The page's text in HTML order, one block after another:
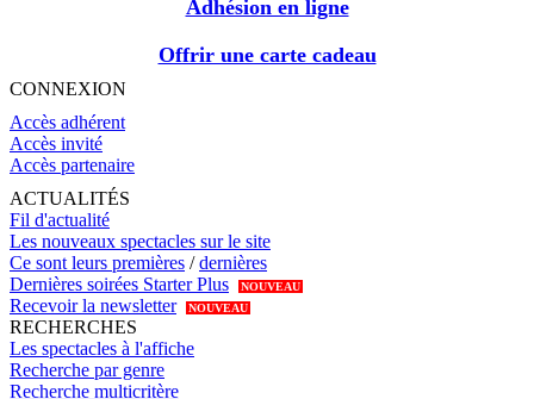
Adhésion en ligne
Offrir une carte cadeau
CONNEXION
Accès adhérent
Accès invité
Accès partenaire
ACTUALITÉS
Fil d'actualité
Les nouveaux spectacles sur le site
Ce sont leurs premières /dernières
Dernières soirées Starter Plus
NOUVEAU
Recevoir la newsletter NOUVEAU
RECHERCHES
Les spectacles à l'affiche
Recherche par genre
Recherche multicritère